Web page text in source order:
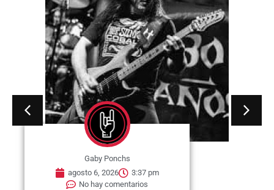
Gaby Ponchs
agosto 6, 2026
3:37 pm
No hay comentarios